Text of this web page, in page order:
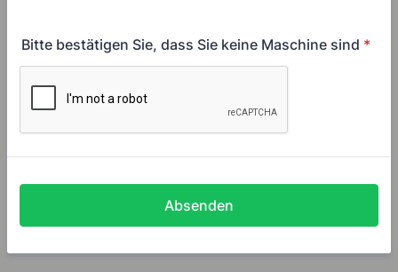
Bitte bestätigen Sie, dass Sie keine Maschine sind *
Absenden